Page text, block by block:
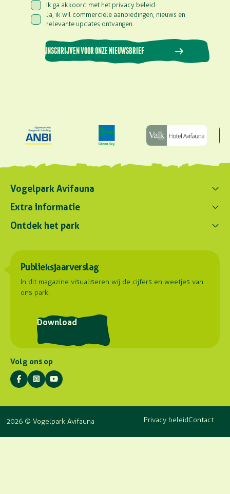
Consent (Vereist)
Ik ga akkoord met het privacy beleid
Consent(Vereist)
Ja, ik wil commerciële aanbiedingen, nieuws en
relevante updates ontvangen.
INSCHRIJVEN VOOR ONZE NIEUWSBRIEF
Vogelpark Avifauna
Contact ons
0172 - 256 256
contact@avifauna.nl
Parkadres
Hoorn 59
2404 HG Alphen aan den Rijn
Routebeschrijving
Postadres
Stuyvesantlaan 23
2404 XN Alphen aan den Rijn
Extra informatie
Parkregelement
Duurzaamheid
Samenwerkingen
Contact
Ontdek het park
Onze dieren
Plattegrond
Publieksjaarverslag
In dit magazine visualiseren wij de cijfers en weetjes van
ons park.
Download
Volg ons op
2026 © Vogelpark Avifauna Privacy beleidContact